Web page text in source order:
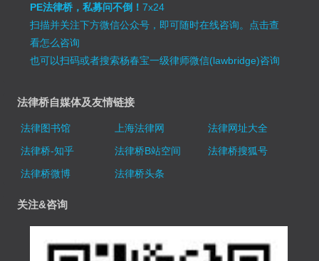
PE法律桥，私募问不倒！7x24
扫描并关注下方微信公众号，即可随时在线咨询。 点击查
看怎么咨询
也可以扫码或者搜索杨春宝一级律师微信(lawbridge)咨询
法律桥自媒体及友情链接
法律图书馆 上海法律网
法律网址大全
法律桥-知乎
法律桥B站空间
法律桥搜狐号
法律桥微博
法律桥头条
关注&咨询